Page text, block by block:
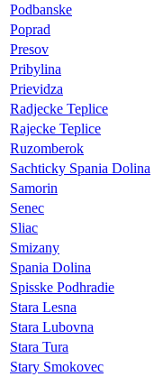
Podbanske
Poprad
Presov
Pribylina
Prievidza
Radjecke Teplice
Rajecke Teplice
Ruzomberok
Sachticky Spania Dolina
Samorin
Senec
Sliac
Smizany
Spania Dolina
Spisske Podhradie
Stara Lesna
Stara Lubovna
Stara Tura
Stary Smokovec